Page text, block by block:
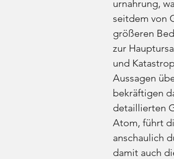
urnahrung,
seitdem von
größeren
zur
und
Aussagen
bekräftigen
detaillierten
Atom, führt
anschaulich
damit auch